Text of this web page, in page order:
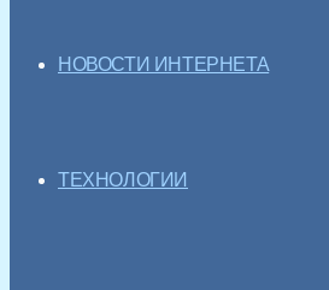
НОВОСТИ ИНТЕРНЕТА
ТЕХНОЛОГИИ